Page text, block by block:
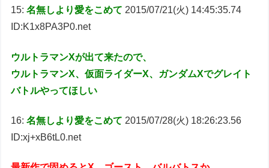
15:名無しより愛をこめて 2015/07/21(火) 14:45:35.74
ID:K1x8PA3P0.net
ウルトラマンXが出て来たので、
ウルトラマンX、仮面ライダーX、ガンダムXでグレイト
バトルやってほしい
16:名無しより愛をこめて 2015/07/28(火) 18:26:23.56
ID:xj+xB6tL0.net